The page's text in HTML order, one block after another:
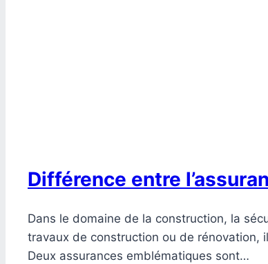
Différence entre
Dans le domaine de la construction, la
travaux de construction ou de rénovation,
Deux assurances emblématiques sont…